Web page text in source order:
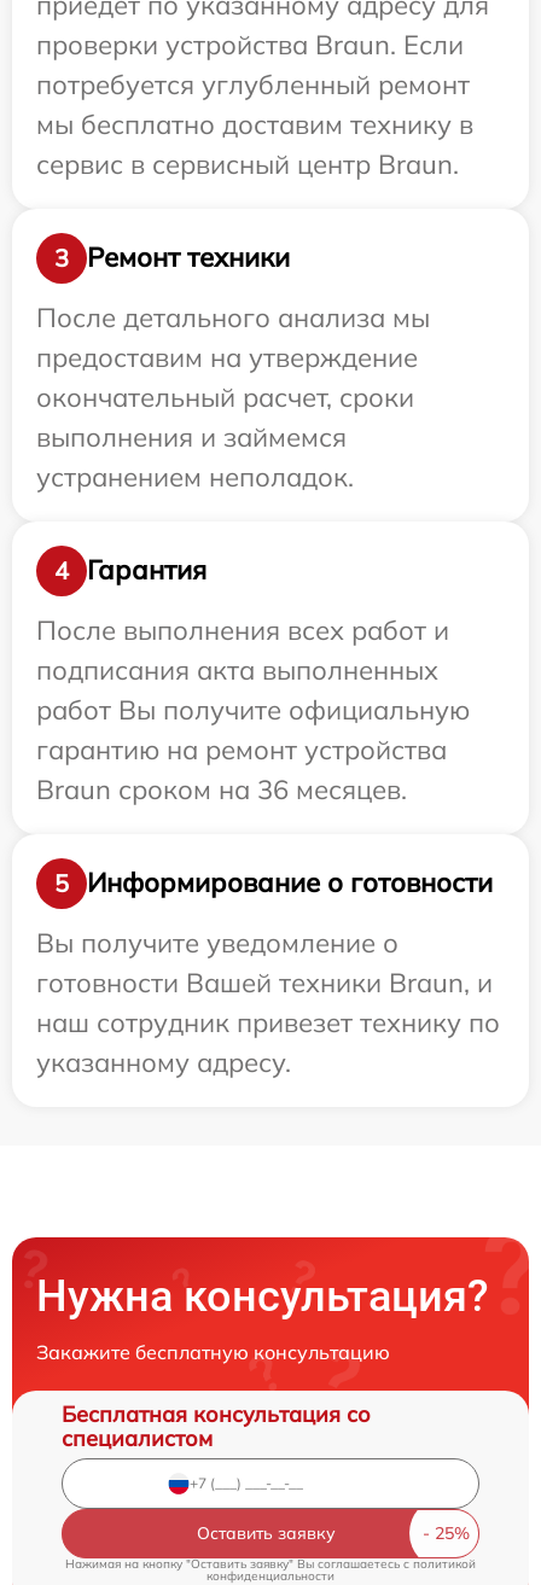
проверки устройства Braun. Если
потребуется углубленный ремонт
мы бесплатно доставим технику в
сервис в сервисный центр Braun.
3
Ремонт техники
После детального анализа мы
предоставим на утверждение
окончательный расчет, сроки
выполнения и займемся
устранением неполадок.
4
Гарантия
После выполнения всех работ и
подписания акта выполненных
работ Вы получите официальную
гарантию на ремонт устройства
Braun сроком на 36 месяцев.
5
Информирование о готовности
Вы получите уведомление о
готовности Вашей техники Braun, и
наш сотрудник привезет технику по
указанному адресу.
Нужна консультация?
Закажите бесплатную консультацию
Бесплатная консультация со
специалистом
Оставить заявку
Нажимая на кнопку "Оставить заявку" Вы соглашаетесь cполитикой
конфиденциальности